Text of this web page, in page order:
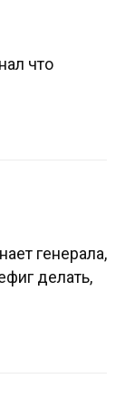
что
генерала,
делать,